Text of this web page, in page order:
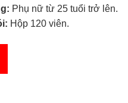
Phụ nữ từ 25 tuổi trở lên.
Hộp 120 viên.